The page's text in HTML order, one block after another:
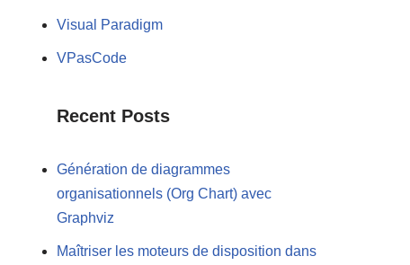
Visual Paradigm
VPasCode
Recent Posts
Génération de diagrammes
organisationnels (Org Chart) avec
Graphviz
Maîtriser les moteurs de disposition dans